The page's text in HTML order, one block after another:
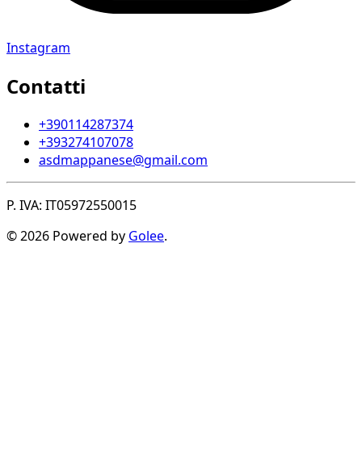
Instagram
Contatti
+390114287374
+393274107078
asdmappanese@gmail.com
P. IVA: IT05972550015
© 2026 Powered by Golee.